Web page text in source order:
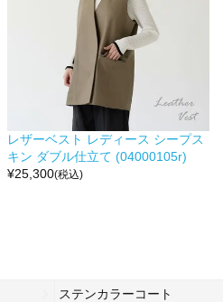
レザーベスト レディース シープス
キン ダブル仕立て (04000105r)
¥25,300(税込)
ステンカラーコート